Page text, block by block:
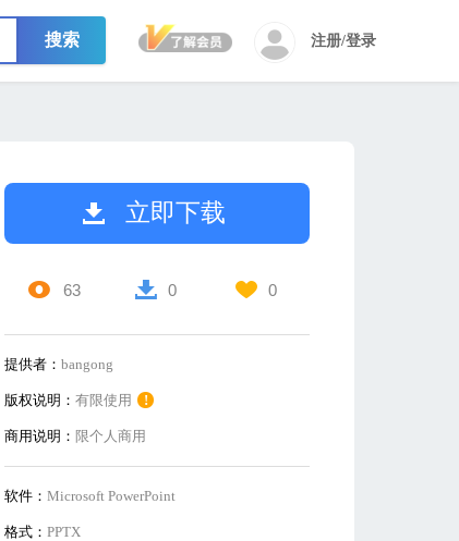
搜索 注册/登录
立即下载
63 0 0
提供者： bangong
版权说明： 有限使用 !
商用说明： 限个人商用
软件： Microsoft PowerPoint
格式： PPTX